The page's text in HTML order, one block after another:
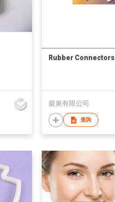
Rubber Connectors
巖泉有限公司
查詢